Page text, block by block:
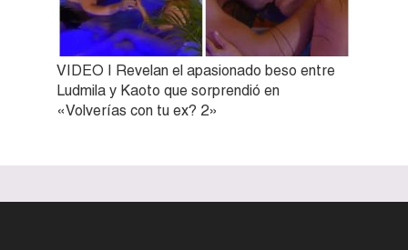
VIDEO | Revelan el apasionado beso entre
Ludmila y Kaoto que sorprendió en
«Volverías con tu ex? 2»